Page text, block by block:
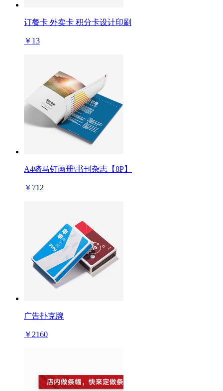
订餐卡 外卖卡 积分卡设计印刷
￥13
A4骑马钉画册\书刊杂志【8P】
￥712
广告扑克牌
￥2160